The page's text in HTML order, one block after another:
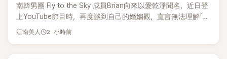
南韓男團 Fly to the Sky 成員Brian向來以愛乾淨聞名，近日登
上YouTube節目時，再度談到自己的婚姻觀，直言無法理解「連
另一半的口臭、便便臭都要愛」這種說法，更大方表明自己是不
江南美人 2 小時前